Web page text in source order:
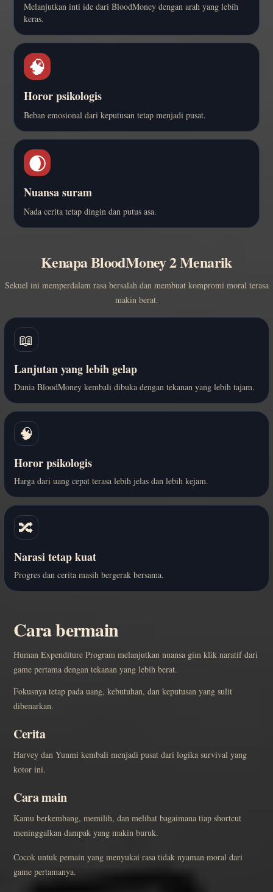
Melanjutkan inti ide dari BloodMoney dengan arah yang lebih
keras.
🧠
Horor psikologis
Beban emosional dari keputusan tetap menjadi pusat.
🌒
Nuansa suram
Nada cerita tetap dingin dan putus asa.
Kenapa BloodMoney 2 Menarik
Sekuel ini memperdalam rasa bersalah dan membuat kompromi moral terasa
makin berat.
📖
Lanjutan yang lebih gelap
Dunia BloodMoney kembali dibuka dengan tekanan yang lebih tajam.
🧠
Horor psikologis
Harga dari uang cepat terasa lebih jelas dan lebih kejam.
🔀
Narasi tetap kuat
Progres dan cerita masih bergerak bersama.
Cara bermain
Human Expenditure Program melanjutkan nuansa gim klik naratif dari
game pertama dengan tekanan yang lebih berat.
Fokusnya tetap pada uang, kebutuhan, dan keputusan yang sulit
dibenarkan.
Cerita
Harvey dan Yunmi kembali menjadi pusat dari logika survival yang
kotor ini.
Cara main
Kamu berkembang, memilih, dan melihat bagaimana tiap shortcut
meninggalkan dampak yang makin buruk.
Cocok untuk pemain yang menyukai rasa tidak nyaman moral dari
game pertamanya.